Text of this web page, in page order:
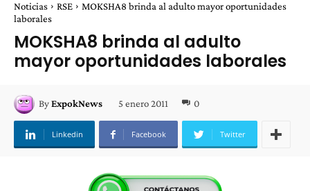
Noticias RSE
MOKSHA8 brinda al adulto mayor oportunidades
laborales
MOKSHA8 brinda al adulto
mayor oportunidades laborales
ByExpokNews 5 enero 2011 0
Linkedin Facebook Twitter